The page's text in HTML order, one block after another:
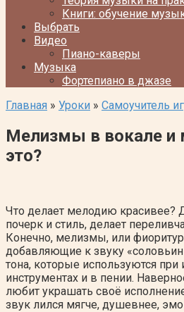
Книги: обучение
Выбрать
Видео
Пиано-каверы
Музыка
Фортепиано в джазе
Главная » Уроки » Самоучитель
Мелизмы в вокале и
это?
Что делает мелодию красивее?
почерк и стиль, делает
Конечно, мелизмы, или
добавляющие к звуку
тона, которые используются
инструментах и в пении.
любит украшать своё
звук лился мягче, душевнее,